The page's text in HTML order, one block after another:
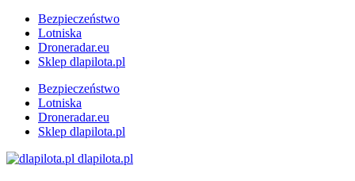
Bezpieczeństwo
Lotniska
Droneradar.eu
Sklep dlapilota.pl
Bezpieczeństwo
Lotniska
Droneradar.eu
Sklep dlapilota.pl
dlapilota.pl